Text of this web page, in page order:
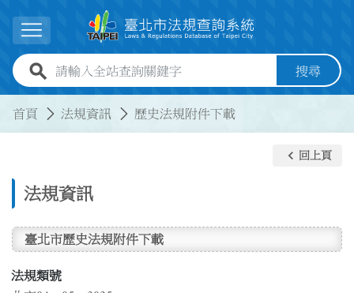
展開選單
全站查詢關鍵字欄位 搜尋
首頁 法規資訊 歷史法規附件下載
法規資訊
keyboard_arrow_left 回上頁
臺北市歷史法規附件下載
法規類號